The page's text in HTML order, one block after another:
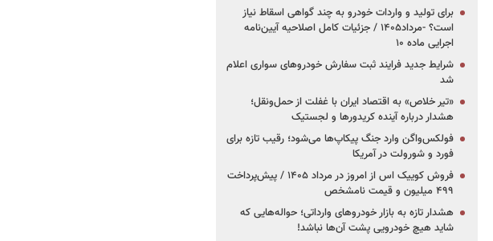
برای تولید و واردات خودرو به چند گواهی اسقاط نیاز
است؟ -مرداد۱۴۰۵ / جزئیات کامل اصلاحیه آیین‌نامه
اجرایی ماده ۱۰
شرایط جدید فرایند ثبت سفارش خودروهای سواری اعلام
شد
«تیر خلاص» به اقتصاد ایران با غفلت از حمل‌ونقل؛
هشدار درباره آینده کریدورها و لجستیک
فولکس‌واگن وارد جنگ پیکاپ‌ها می‌شود؛ رقیب تازه برای
فورد و شورولت در آمریکا
فروش کوییک اس از امروز در مرداد ۱۴۰۵ / پیش‌پرداخت
۴۹۹ میلیون و قیمت نامشخص
هشدار تازه به بازار خودروهای وارداتی؛ حواله‌هایی که
شاید هیچ خودرویی پشت آن‌ها نباشد!